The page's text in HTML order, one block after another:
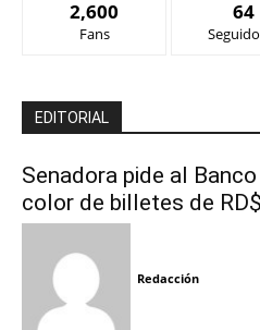
2,600
Fans
64
EDITORIAL
Senadora pide al
color de billetes de
Redacción